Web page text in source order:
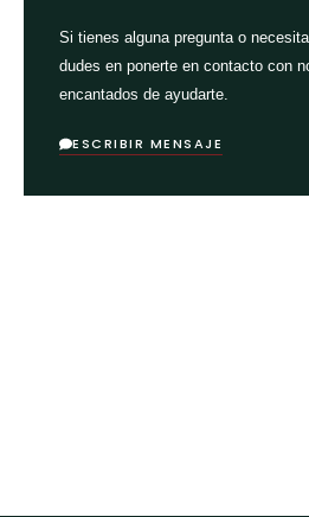
Si tienes alguna pregunta o
dudes en ponerte en contacto con
encantados de ayudarte.
ESCRIBIR MENSAJE